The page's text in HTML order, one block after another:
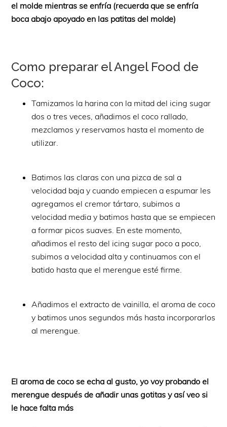
el molde mientras se enfría (recuerda que se enfría
boca abajo apoyado en las patitas del molde)
Como preparar el Angel Food de
Coco:
Tamizamos la harina con la mitad del icing sugar
dos o tres veces, añadimos el coco rallado,
mezclamos y reservamos hasta el momento de
utilizar.
Batimos las claras con una pizca de sal a
velocidad baja y cuando empiecen a espumar les
agregamos el cremor tártaro, subimos a
velocidad media y batimos hasta que se empiecen
a formar picos suaves. En este momento,
añadimos el resto del icing sugar poco a poco,
subimos a velocidad alta y continuamos con el
batido hasta que el merengue esté firme.
Añadimos el extracto de vainilla, el aroma de coco
y batimos unos segundos más hasta incorporarlos
al merengue.
El aroma de coco se echa al gusto, yo voy probando el
merengue después de añadir unas gotitas y así veo si
le hace falta más